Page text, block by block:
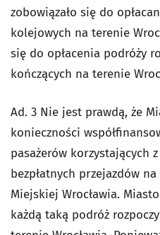
zobowiązało się do
kolejowych na terenie
się do opłacenia podróży
kończących na terenie
Ad. 3 Nie jest prawdą, że
konieczności
pasażerów korzystających
bezpłatnych przejazdów
Miejskiej Wrocławia.
każdą taką podróż